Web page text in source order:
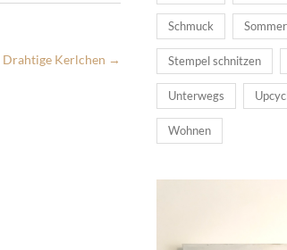
Drahtige Kerlchen →
Schmuck Sommer
Stempel schnitzen
Unterwegs
Wohnen